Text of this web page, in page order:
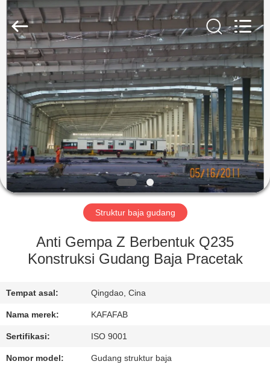
RUMAH
PRODUK
VIDEO
PERTUNJUKAN
VR
TENTANG
KAMI
TUR
PABRIK
KONTROL
KaFa
Fabrication
Co.,
Ltd..
Rights
Reserved.
Struktur baja gudang
Anti Gempa Z Berbentuk Q235
Konstruksi Gudang Baja Pracetak
Tempat asal: Qingdao, Cina
Nama merek: KAFAFAB
Sertifikasi: ISO 9001
Nomor model: Gudang struktur baja